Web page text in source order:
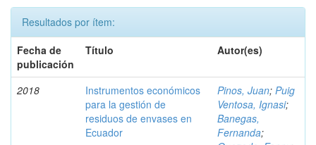
Resultados por ítem:
Fecha de
publicación
Título Autor(es)
2018
Instrumentos económicos
para la gestión de
residuos de envases en
Ecuador
Pinos, Juan; Puig
Ventosa, Ignasi;
Banegas,
Fernanda;